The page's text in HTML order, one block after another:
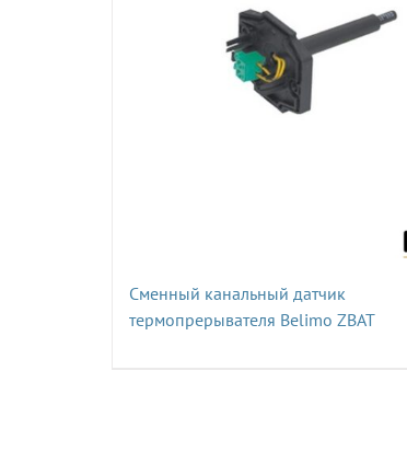
Сменный канальный датчик
термопрерывателя Belimo ZBAT